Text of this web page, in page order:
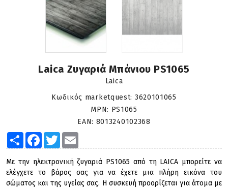
Laica Ζυγαριά Μπάνιου PS1065
Laica
Κωδικός marketquest: 3620101065
MPN: PS1065
EAN: 8013240102368
Share Facebook
Twitter
Με την ηλεκτρονική ζυγαριά PS1065 από τη LAICA μπορείτε να
ελέγχετε το βάρος σας για να έχετε μια πλήρη εικόνα του
σώματος και της υγείας σας. Η συσκευή προορίζεται για άτομα με